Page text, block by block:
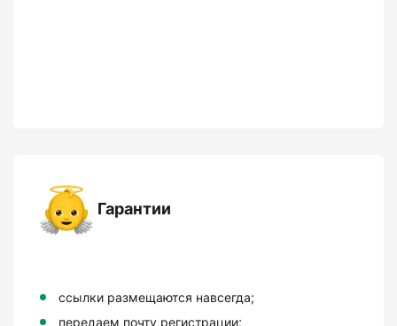
Гарантии
ссылки размещаются навсегда;
передаем почту регистрации;